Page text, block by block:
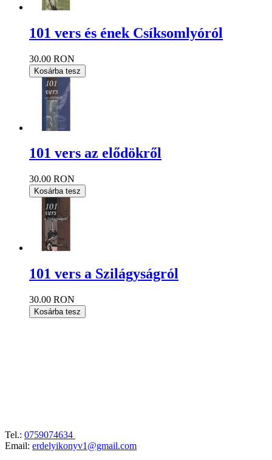
101 vers és ének Csíksomlyóról
30.00 RON
Kosárba tesz
101 vers az elődökről
30.00 RON
Kosárba tesz
101 vers a Szilágyságról
30.00 RON
Kosárba tesz
Tel.: 0759074634
Email: erdelyikonyv1@gmail.com